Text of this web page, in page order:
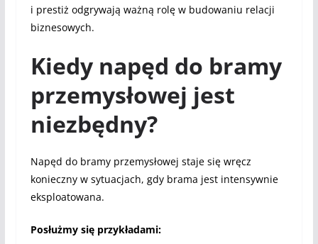
i prestiż odgrywają ważną rolę w budowaniu relacji
biznesowych.
Kiedy napęd do bramy
przemysłowej jest
niezbędny?
Napęd do bramy przemysłowej staje się wręcz
konieczny w sytuacjach, gdy brama jest intensywnie
eksploatowana.
Posłużmy się przykładami: